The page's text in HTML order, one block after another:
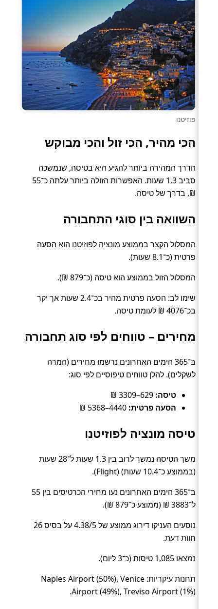
פוזיטנו
הכי מהיר, הכי זול והכי מבוקש
הדרך המהירה ביותר להגיע היא בטיסה, שנמשכה
סביב 1.3 שעות. האפשרות הזולה ביותר עלתה כ־55
₪, בדרך של טיסה.
השוואה בין סוגי התחבורה
המסלול הקצר בממוצע מונציה לפוזיטנו הוא הסעה
פרטית (כ־8.1 שעות).
המסלול הזול בממוצע הוא טיסה (כ־879 ₪).
שימו לב: הסעה פרטית מהיר בכ־2.4 שעות אך יקר
בכ־4076 ₪ לעומת טיסה.
מחירים – טווחים לפי סוג תחבורה
ב־365 הימים האחרונים נרשמו מחירים (המרה
לשקלים). להלן טווחים טיפוסיים לפי סוג:
טיסה:
הסעה פרטית:
טיסה מונציה לפוזיטנו
משך הטיסה נמשך לרוב בין 1.3 שעות ל־28 שעות
(בממוצע כ־10.4 שעות) (Flight).
ב־365 הימים האחרונים נעו מחירי הכרטיסים בין 55
ל־3883 ₪ (ממוצע כ־879 ₪).
נוסעים העניקו דירוג ממוצע של 4.38/5 על בסיס 26
חוות דעת.
נמצאו 1,085 טיסות (כ־3 ליום).
תחנות עיקריות: Naples Airport (50%), Venice
Airport (49%), Treviso Airport (1%).